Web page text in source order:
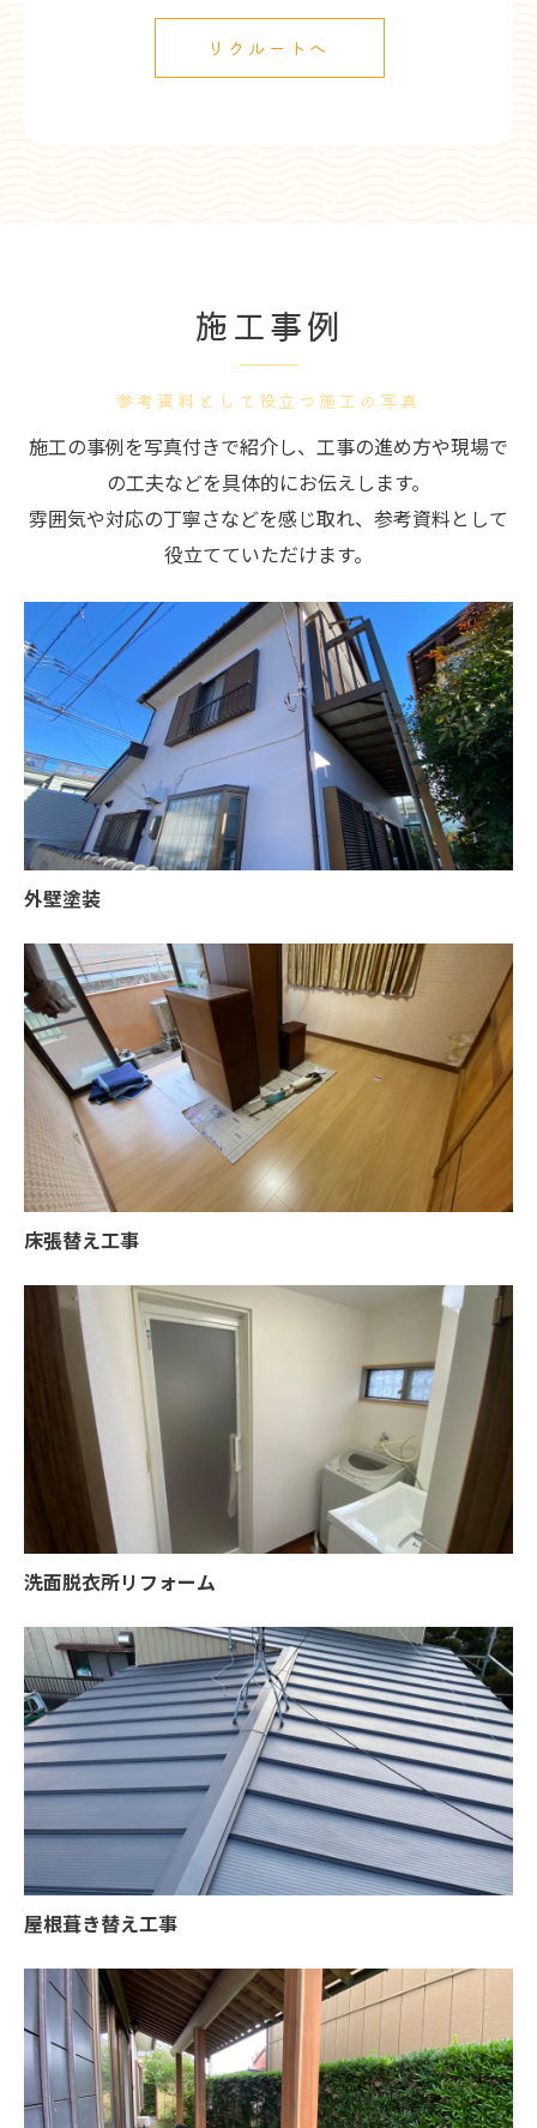
リクルートへ
参考資料として役立つ施工の写真
施工事例
施工の事例を写真付きで紹介し、工事の進め方や現場で
の工夫などを具体的にお伝えします。
雰囲気や対応の丁寧さなどを感じ取れ、参考資料として
役立てていただけます。
外壁塗装
床張替え工事
洗面脱衣所リフォーム
屋根葺き替え工事
お問い合わせ・ご相談はこちら